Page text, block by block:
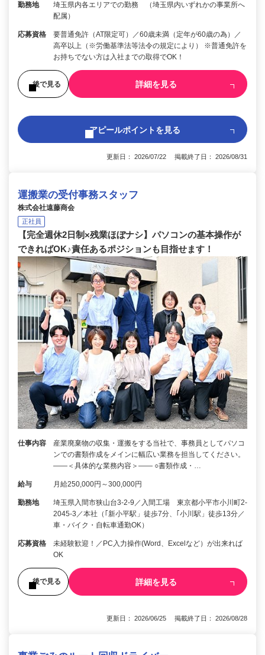
勤務地
埼玉県内各エリアでの勤務 （埼玉県内いずれかの事業所へ
配属）
応募資格
要普通免許（AT限定可）／60歳未満（定年が60歳の為）／
高卒以上（※労働基準法等法令の規定により） ※普通免許を
お持ちでない方は入社までの取得でOK！
後で見る 詳細を見る
アピールポイントを見る
更新日： 2026/07/22 掲載終了日： 2026/08/31
運搬業の受付事務スタッフ
株式会社遠藤商会
正社員
【完全週休2日制×残業ほぼナシ】パソコンの基本操作が
できればOK♪責任あるポジションも目指せます！
仕事内容
産業廃棄物の収集・運搬をする当社で、事務員としてパソコ
ンでの書類作成をメインに幅広い業務を担当してください。
――＜具体的な業務内容＞―― ○書類作成・…
給与 月給250,000円～300,000円
勤務地
埼玉県入間市狭山台3-2-9／入間工場 東京都小平市小川町2-
2045-3／本社（｢新小平駅」徒歩7分、｢小川駅」徒歩13分／
車・バイク・自転車通勤OK）
応募資格
未経験歓迎！／PC入力操作(Word、Excelなど）が出来れば
OK
後で見る 詳細を見る
更新日： 2026/06/25 掲載終了日： 2026/08/28